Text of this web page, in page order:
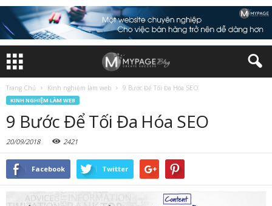
Trang Chủ Kinh nghiệm làm web 9 Bước Để Tối Đa Hóa SEO
KINH NGHIỆM LÀM WEB
9 Bước Để Tối Đa Hóa SEO
20/09/2018 2421
Facebook Twitter